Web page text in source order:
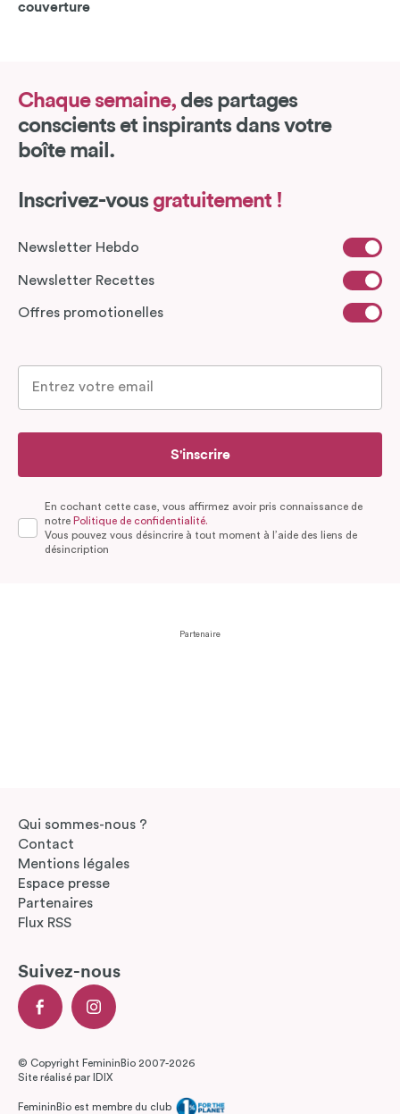
couverture
Chaque semaine, des partages
conscients et inspirants dans votre
boîte mail.
Inscrivez-vous gratuitement !
Newsletter Hebdo
Newsletter Recettes
Offres promotionelles
S'inscrire
En cochant cette case, vous affirmez avoir pris connaissance de
notre Politique de confidentialité.
Vous pouvez vous désincrire à tout moment à l’aide des liens de
désincription
Partenaire
Qui sommes-nous ?
Contact
Mentions légales
Espace presse
Partenaires
Flux RSS
Suivez-nous
© Copyright FemininBio 2007-2026
Site réalisé par
IDIX
FemininBio est membre du club